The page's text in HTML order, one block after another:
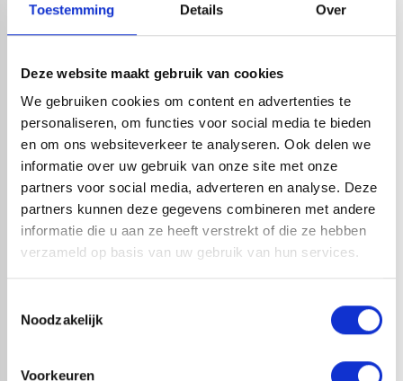
Toestemming Details Over
Deze website maakt gebruik van cookies
We gebruiken cookies om content en advertenties te
personaliseren, om functies voor social media te bieden
en om ons websiteverkeer te analyseren. Ook delen we
informatie over uw gebruik van onze site met onze
partners voor social media, adverteren en analyse. Deze
partners kunnen deze gegevens combineren met andere
informatie die u aan ze heeft verstrekt of die ze hebben
verzameld op basis van uw gebruik van hun services.
Noodzakelijk
Voorkeuren
check_circle 40+ RedFox® dealers in NL
HANDIG OM ER BIJ TE KOPEN
NOZZLE T.B.V. SPUITPISTOOL EPDM SPUITPISTOOL MET